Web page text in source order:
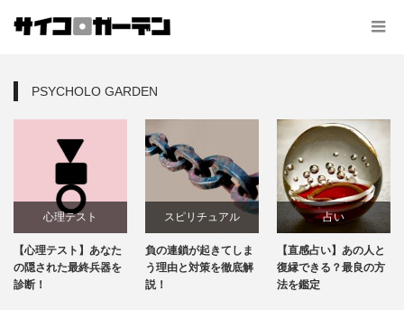
PSYCHOLO GARDEN
心理テスト
【心理テスト】あなた
の隠された最終兵器を
診断！
スピリチュアル
負の連鎖が起きてしま
う理由と対策を徹底解
説！
占い
【直感占い】あの人と
復縁できる？最良の方
法を鑑定